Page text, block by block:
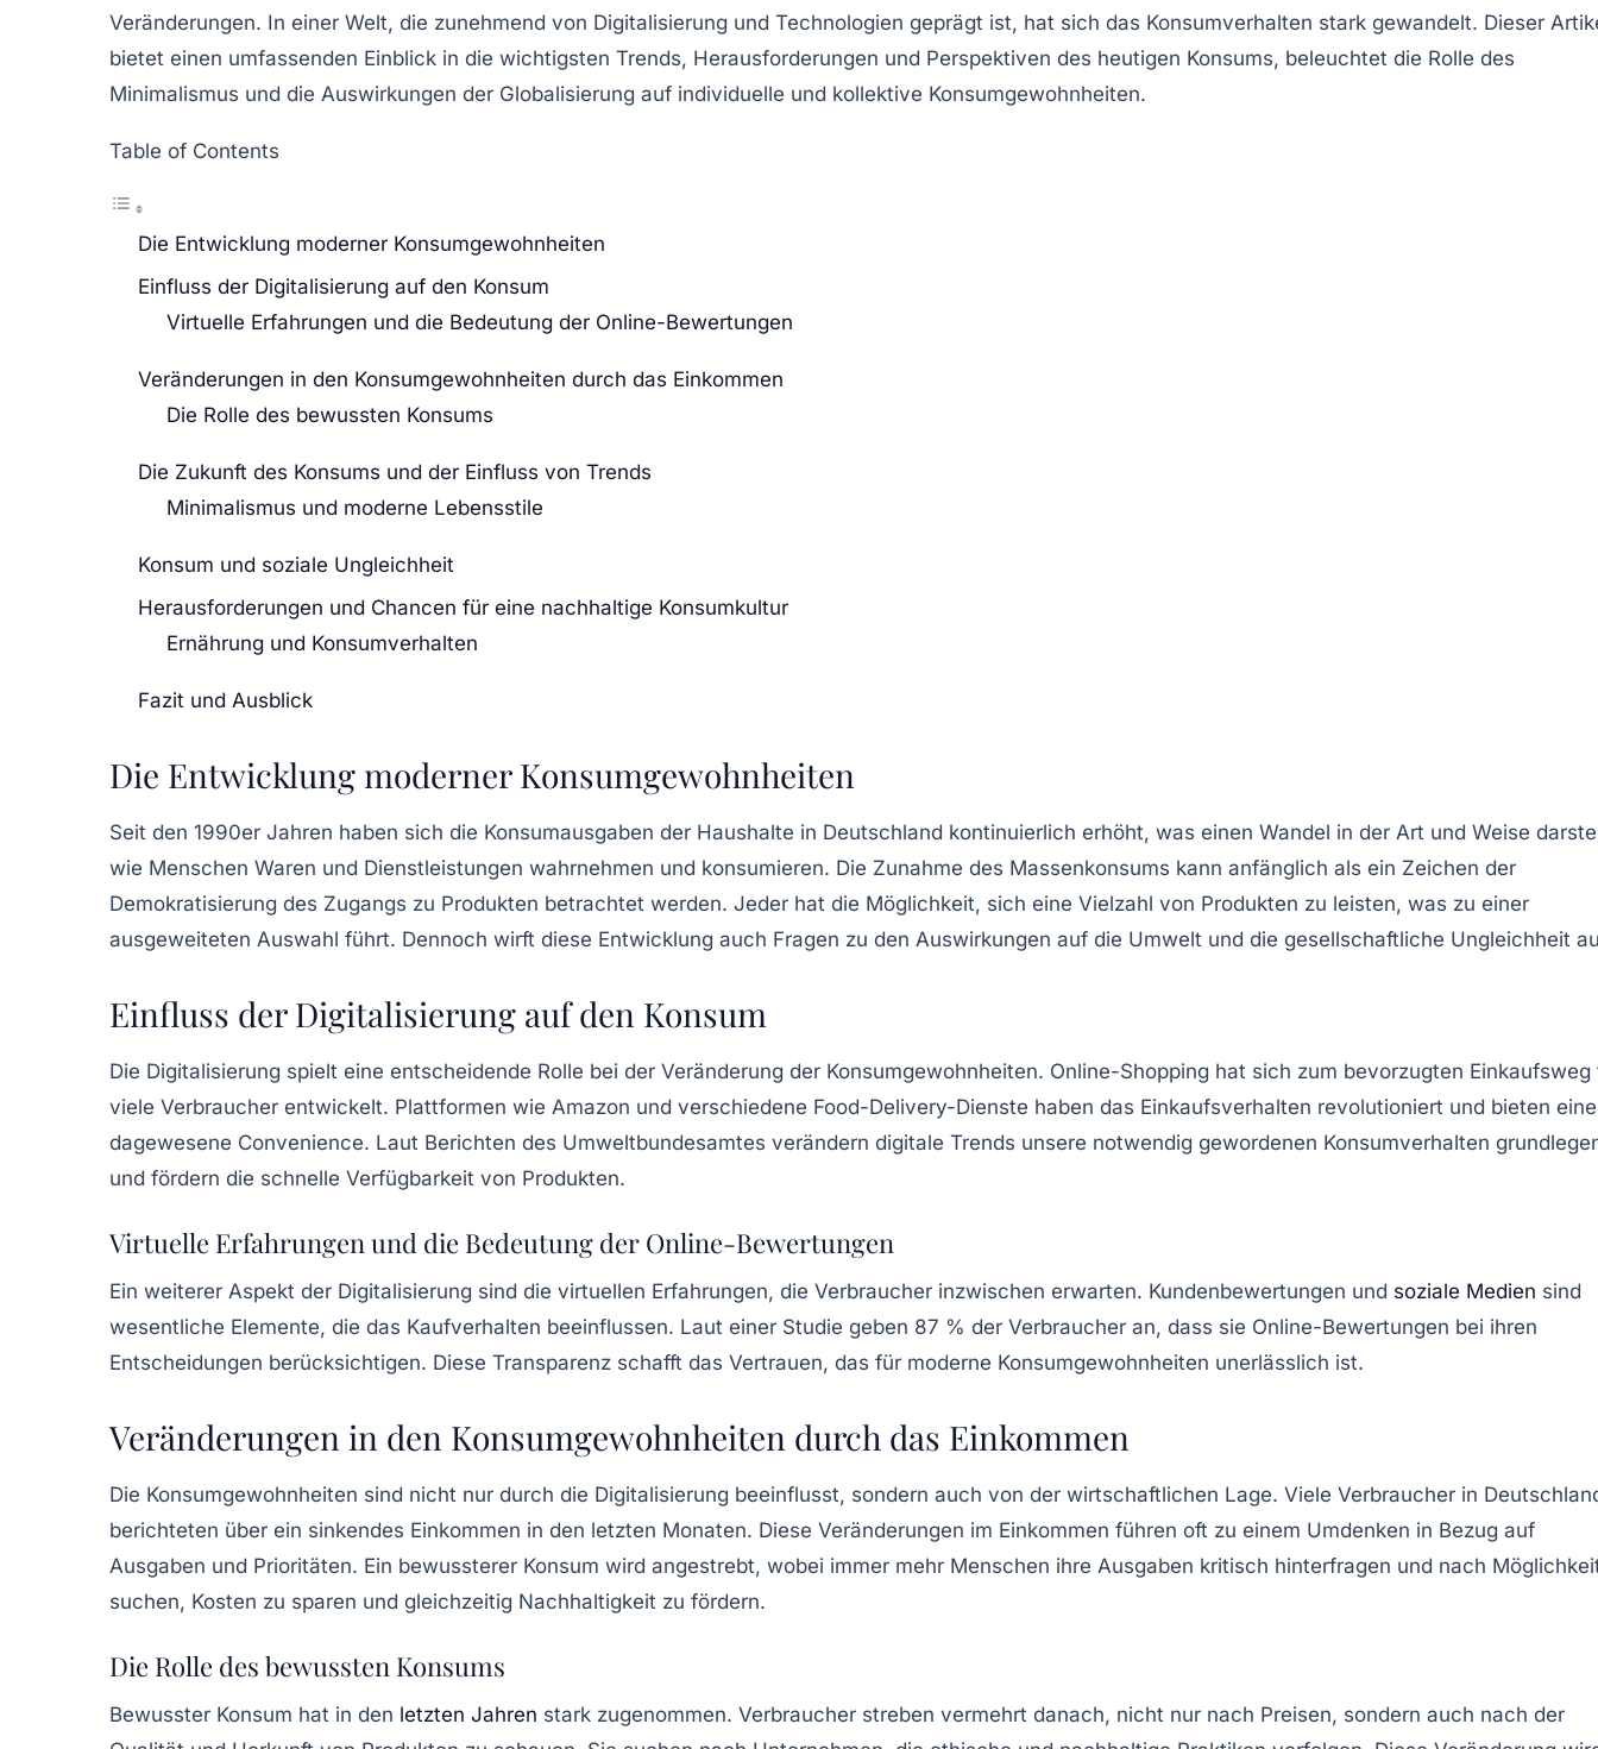
Veränderungen. In einer Welt, die zunehmend von Digitalisierung und Technologien geprägt ist, hat sich das Konsumverhalten stark gewandelt. Dieser
bietet einen umfassenden Einblick in die wichtigsten Trends, Herausforderungen und Perspektiven des heutigen Konsums, beleuchtet die Rolle des
Minimalismus und die Auswirkungen der Globalisierung auf individuelle und kollektive Konsumgewohnheiten.
Table of Contents
Die Entwicklung moderner Konsumgewohnheiten
Einfluss der Digitalisierung auf den Konsum
Virtuelle Erfahrungen und die Bedeutung der Online-Bewertungen
Veränderungen in den Konsumgewohnheiten durch das Einkommen
Die Rolle des bewussten Konsums
Die Zukunft des Konsums und der Einfluss von Trends
Minimalismus und moderne Lebensstile
Konsum und soziale Ungleichheit
Herausforderungen und Chancen für eine nachhaltige Konsumkultur
Ernährung und Konsumverhalten
Fazit und Ausblick
Die Entwicklung moderner Konsumgewohnheiten
Seit den 1990er Jahren haben sich die Konsumausgaben der Haushalte in Deutschland kontinuierlich erhöht, was einen Wandel in der Art und Weise
wie Menschen Waren und Dienstleistungen wahrnehmen und konsumieren. Die Zunahme des Massenkonsums kann anfänglich als ein Zeichen der
Demokratisierung des Zugangs zu Produkten betrachtet werden. Jeder hat die Möglichkeit, sich eine Vielzahl von Produkten zu leisten, was zu einer
ausgeweiteten Auswahl führt. Dennoch wirft diese Entwicklung auch Fragen zu den Auswirkungen auf die Umwelt und die gesellschaftliche Ungleichheit
Einfluss der Digitalisierung auf den Konsum
Die Digitalisierung spielt eine entscheidende Rolle bei der Veränderung der Konsumgewohnheiten. Online-Shopping hat sich zum bevorzugten Einkaufsweg
viele Verbraucher entwickelt. Plattformen wie Amazon und verschiedene Food-Delivery-Dienste haben das Einkaufsverhalten revolutioniert und bieten
dagewesene Convenience. Laut Berichten des Umweltbundesamtes verändern digitale Trends unsere notwendig gewordenen Konsumverhalten
und fördern die schnelle Verfügbarkeit von Produkten.
Virtuelle Erfahrungen und die Bedeutung der Online-Bewertungen
Ein weiterer Aspekt der Digitalisierung sind die virtuellen Erfahrungen, die Verbraucher inzwischen erwarten. Kundenbewertungen und soziale Medien sind
wesentliche Elemente, die das Kaufverhalten beeinflussen. Laut einer Studie geben 87 % der Verbraucher an, dass sie Online-Bewertungen bei ihren
Entscheidungen berücksichtigen. Diese Transparenz schafft das Vertrauen, das für moderne Konsumgewohnheiten unerlässlich ist.
Veränderungen in den Konsumgewohnheiten durch das Einkommen
Die Konsumgewohnheiten sind nicht nur durch die Digitalisierung beeinflusst, sondern auch von der wirtschaftlichen Lage. Viele Verbraucher in
berichteten über ein sinkendes Einkommen in den letzten Monaten. Diese Veränderungen im Einkommen führen oft zu einem Umdenken in Bezug auf
Ausgaben und Prioritäten. Ein bewussterer Konsum wird angestrebt, wobei immer mehr Menschen ihre Ausgaben kritisch hinterfragen und nach
suchen, Kosten zu sparen und gleichzeitig Nachhaltigkeit zu fördern.
Die Rolle des bewussten Konsums
Bewusster Konsum hat in den letzten Jahren stark zugenommen. Verbraucher streben vermehrt danach, nicht nur nach Preisen, sondern auch nach der